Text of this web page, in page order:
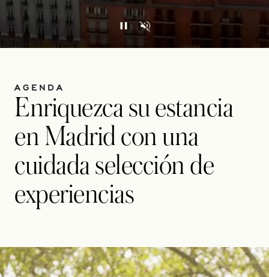
AGENDA
Enriquezca su estancia
en Madrid con una
cuidada selección de
experiencias